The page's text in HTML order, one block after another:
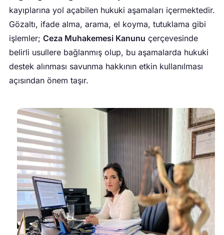
kayıplarına yol açabilen hukuki aşamaları içermektedir.
Gözaltı, ifade alma, arama, el koyma, tutuklama gibi
işlemler; Ceza Muhakemesi Kanunu çerçevesinde
belirli usullere bağlanmış olup, bu aşamalarda hukuki
destek alınması savunma hakkının etkin kullanılması
açısından önem taşır.